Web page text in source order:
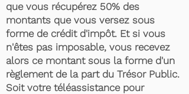
que vous récupérez 50% des
montants que vous versez sous
forme de crédit d'impôt. Et si vous
n'êtes pas imposable, vous recevez
alors ce montant sous la forme d'un
règlement de la part du Trésor Public.
Soit votre téléassistance pour